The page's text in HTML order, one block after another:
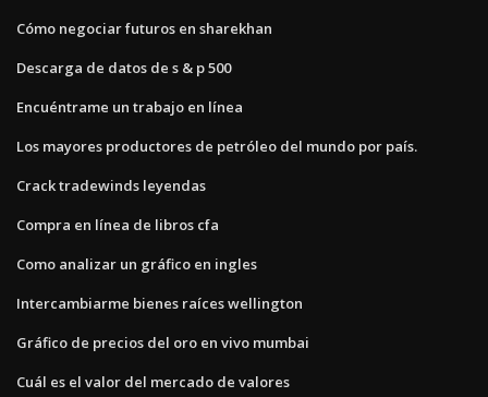
Cómo negociar futuros en sharekhan
Descarga de datos de s & p 500
Encuéntrame un trabajo en línea
Los mayores productores de petróleo del mundo por país.
Crack tradewinds leyendas
Compra en línea de libros cfa
Como analizar un gráfico en ingles
Intercambiarme bienes raíces wellington
Gráfico de precios del oro en vivo mumbai
Cuál es el valor del mercado de valores